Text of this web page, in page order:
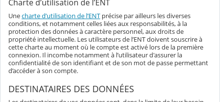
Charte d’utilisation de l’ENT
Unecharte d’utilisation de l’ENT précise par ailleurs les diverses
conditions, et notamment celles liées aux responsabilités, à la
protection des données à caractère personnel, aux droits de
propriété intellectuelle. Les utilisateurs de l’ENT doivent souscrire à
cette charte au moment où le compte est activé lors de la première
connexion. Il incombe notamment à l’utilisateur d'assurer la
confidentialité de son identifiant et de son mot de passe permettant
d’accéder à son compte.
DESTINATAIRES DES DONNÉES